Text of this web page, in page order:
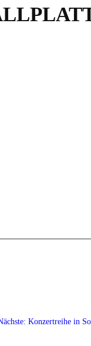
Konzertreihe in